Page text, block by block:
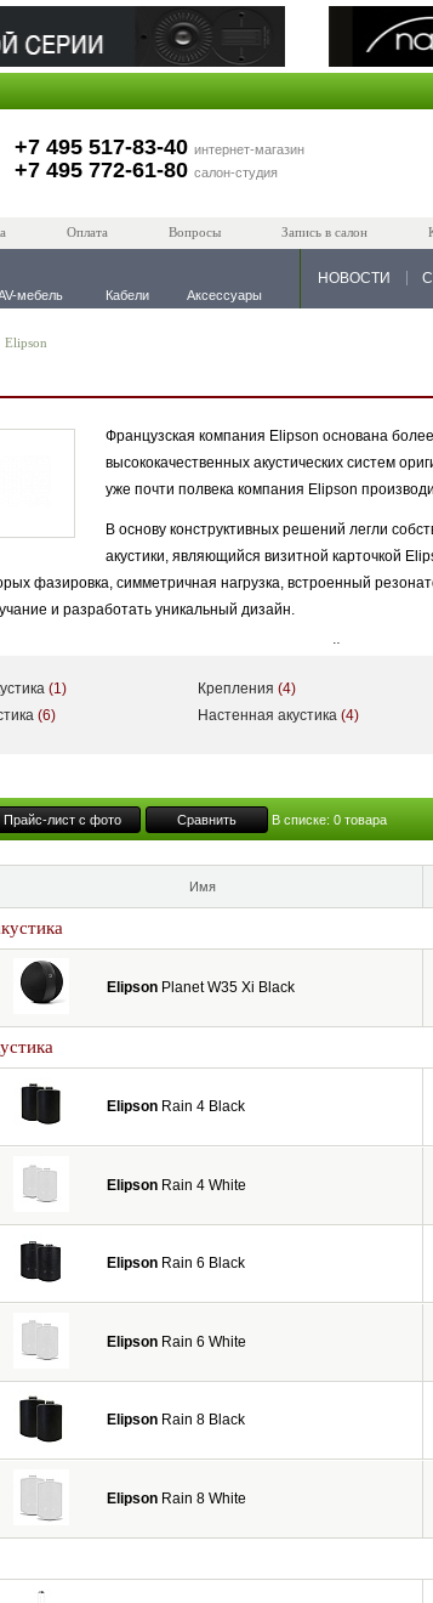
+7 495 517-83-40 интернет-магазин
+7 495 772-61-80 салон-студия
Оплата Вопросы Запись в салон
мебель Кабели Аксессуары
НОВОСТИ
Elipson
Французская компания Elipson основана
высококачественных акустических систем
уже почти полвека компания Elipson
В основу конструктивных решений легли
акустики, являющийся визитной карточкой
фазировка, симметричная нагрузка, встроенный
и разработать уникальный дизайн.
(1)
(6)
Крепления(4)
Настенная акустика(4)
Прайс-лист с фото Сравнить В списке: 0 товара
Имя
Elipson Planet W35 Xi Black
Elipson Rain 4 Black
Elipson Rain 4 White
Elipson Rain 6 Black
Elipson Rain 6 White
Elipson Rain 8 Black
Elipson Rain 8 White